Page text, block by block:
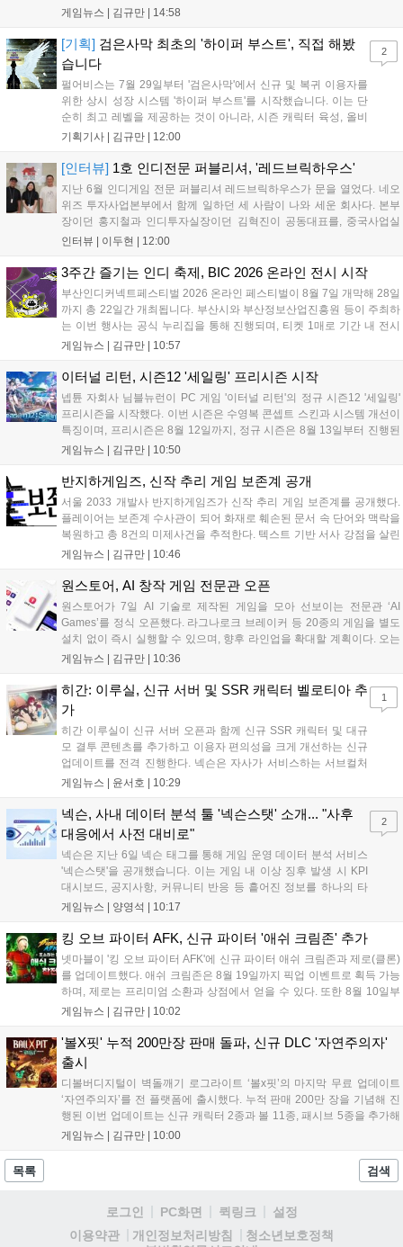
경성 배경의 신작 그날의 신문이 출시되며, 15일부터 17일까지는 국내
은 공식 페이지에서 확인 가능하다....
게임뉴스 | 김규만 14:58
[기획] 검은사막 최초의 '하이퍼 부스트', 직접 해봤
습니다
펄어비스는 7월 29일부터 '검은사막'에서 신규 및 복귀 이용자를
위한 상시 성장 시스템 '하이퍼 부스트'를 시작했습니다. 이는 단
순히 최고 레벨을 제공하는 것이 아니라, 시즌 캐릭터 육성, 올비
아 아카데미 수료, 아침의 나라 설화 진행 등 4단계 과정을 통해
용자는 과제를 완수하며 동(V) 투발라 장비와 검은별 무기, 카라
자드 장신구 등을 획득해 주요 콘텐츠에 진입할 수 있습니다....
기획기사 | 김규만 12:00
2
[인터뷰] 1호 인디전문 퍼블리셔, '레드브릭하우스'
지난 6월 인디게임 전문 퍼블리셔 레드브릭하우스가 문을 열었다. 네오
위즈 투자사업본부에서 함께 일하던 세 사람이 나와 세운 회사다. 본부
장이던 홍지철과 인디투자실장이던 김혁진이 공동대표를, 중국사업실
장이던 이민정이 이사를 맡았다. 출범 한 달여 만에 위메이드맥스의 전
들어왔다. 서비스 중인...
인터뷰 | 이두현 12:00
3주간 즐기는 인디 축제, BIC 2026 온라인 전시 시작
부산인디커넥트페스티벌 2026 온라인 페스티벌이 8월 7일 개막해 28일
까지 총 22일간 개최됩니다. 부산시와 부산정보산업진흥원 등이 주최하
는 이번 행사는 공식 누리집을 통해 진행되며, 티켓 1매로 기간 내 전시
작을 제한 없이 체험할 수 있습니다. 일반 및 루키 부문 등 다양한 인디게
세계 누구나 참여 가능한 이번 행사는 역대 최대 규모로 열려 인디게임
생태계 확장에 기여할 전망입니다....
게임뉴스 | 김규만 10:57
이터널 리턴, 시즌12 '세일링' 프리시즌 시작
넵튠 자회사 님블뉴런이 PC 게임 '이터널 리턴'의 정규 시즌12 '세일링'
프리시즌을 시작했다. 이번 시즌은 수영복 콘셉트 스킨과 시스템 개선이
특징이며, 프리시즌은 8월 12일까지, 정규 시즌은 8월 13일부터 진행된
다. 실험체 관찰일지 추가와 후반부 전략 강화를 위한 다중 크로노 스피
대를 모으고 있다....
게임뉴스 | 김규만 10:50
반지하게임즈, 신작 추리 게임 보존계 공개
서울 2033 개발사 반지하게임즈가 신작 추리 게임 보존계를 공개했다.
플레이어는 보존계 수사관이 되어 화재로 훼손된 문서 속 단어와 맥락을
복원하고 총 8건의 미제사건을 추적한다. 텍스트 기반 서사 강점을 살린
이번 게임은 정보 조합과 사건 재구성이 핵심이며, 현재 스팀 상점 페이
개발에 박차를 가하고 있다....
게임뉴스 | 김규만 10:46
원스토어, AI 창작 게임 전문관 오픈
원스토어가 7일 AI 기술로 제작된 게임을 모아 선보이는 전문관 ‘AI
Games’를 정식 오픈했다. 라그나로크 브레이커 등 20종의 게임을 별도
설치 없이 즉시 실행할 수 있으며, 향후 라인업을 확대할 계획이다. 오는
11일부터는 게임 실행 시 할인 쿠폰을 지급하는 오픈 기념 이벤트도 진
있는 환경을 조성해 창작자와 이용자 모두에게 새로운 경험을 제공할 것
으로 기대된다....
게임뉴스 | 김규만 10:36
히간: 이루실, 신규 서버 및 SSR 캐릭터 벨로티아 추
가
히간 이루실이 신규 서버 오픈과 함께 신규 SSR 캐릭터 및 대규
모 결투 콘텐츠를 추가하고 이용자 편의성을 크게 개선하는 신규
업데이트를 전격 진행한다. 넥슨은 자사가 서비스하는 서브컬처
게임 히간 이루실에 신규 서버 'world3'을 개설하고 신규 캐릭터
이번 업데이트를 통해 어둠 속 서큐버스...
게임뉴스 | 윤서호 10:29
1
넥슨, 사내 데이터 분석 툴 '넥슨스탯' 소개... "사후
대응에서 사전 대비로"
넥슨은 지난 6일 넥슨 태그를 통해 게임 운영 데이터 분석 서비스
'넥슨스탯'을 공개했습니다. 이는 게임 내 이상 징후 발생 시 KPI
대시보드, 공지사항, 커뮤니티 반응 등 흩어진 정보를 하나의 타
임라인에 연결해 원인을 빠르게 파악하도록 돕는 관제 허브입니
중심의 운영 방식을 사전 대비 체계로 전환하며 데이터 기반의 효
율적인 의사결정을 지원하고 있습니다....
게임뉴스 | 양영석 10:17
2
킹 오브 파이터 AFK, 신규 파이터 '애쉬 크림존' 추가
넷마블이 '킹 오브 파이터 AFK'에 신규 파이터 애쉬 크림존과 제로(클론)
를 업데이트했다. 애쉬 크림존은 8월 19일까지 픽업 이벤트로 획득 가능
하며, 제로는 프리미엄 소환과 상점에서 얻을 수 있다. 또한 8월 10일부
터 14일까지 럭키 엘피 이벤트로 론을, 13일부터 26일까지 트로피칼 아
로 전략적 전투의 재미가 더욱 강화될 것으로 기대된다....
게임뉴스 | 김규만 10:02
'볼X핏' 누적 200만장 판매 돌파, 신규 DLC '자연주의자'
출시
디볼버디지털이 벽돌깨기 로그라이트 ‘볼x핏’의 마지막 무료 업데이트
‘자연주의자’를 전 플랫폼에 출시했다. 누적 판매 200만 장을 기념해 진
행된 이번 업데이트는 신규 캐릭터 2종과 볼 11종, 패시브 5종을 추가해
전략적 재미를 높였다. 게임은 PC와 콘솔, 모바일에서 한글판으로 즐길
라고 밝혀 향후 행보에 기대감을 모으고 있다. 상세 정보는 공식 홈페이
게임뉴스 | 김규만 10:00
목록 검색
로그인 PC화면 퀵링크
설정
이용약관
개인정보처리방침
청소년보호정책